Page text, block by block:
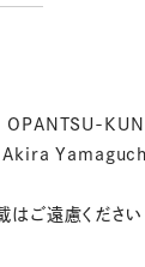
Akira
はご遠慮ください